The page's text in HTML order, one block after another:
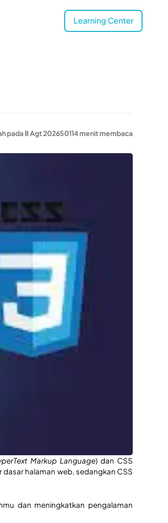
Learning Center
pada 8 Agt 202650114 menit membaca
Markup Language) dan CSS
halaman web, sedangkan CSS
dan meningkatkan pengalaman